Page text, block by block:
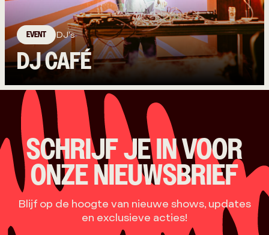
EVENT DJ's
DJ CAFÉ
SCHRIJF JE IN VOOR
ONZE NIEUWSBRIEF
Blijf op de hoogte van nieuwe shows, updates
en exclusieve acties!